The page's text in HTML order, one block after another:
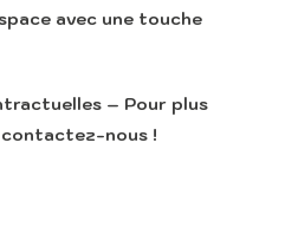
avec une touche
– Pour plus
contactez-nous !